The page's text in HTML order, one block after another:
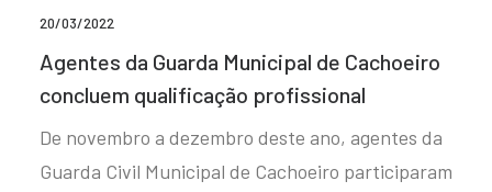
20/03/2022
Agentes da Guarda Municipal de Cachoeiro
concluem qualificação profissional
De novembro a dezembro deste ano, agentes da
Guarda Civil Municipal de Cachoeiro participaram